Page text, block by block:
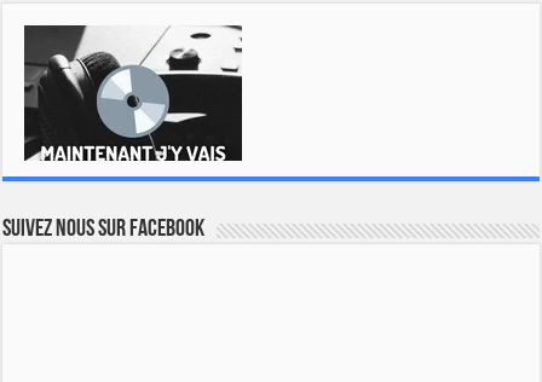
Suivez nous sur Facebook